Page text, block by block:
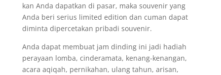
kan Anda dapatkan di pasar, maka souvenir yang
Anda beri serius limited edition dan cuman dapat
diminta dipercetakan pribadi souvenir.
Anda dapat membuat jam dinding ini jadi hadiah
perayaan lomba, cinderamata, kenang-kenangan,
acara aqiqah, pernikahan, ulang tahun, arisan,